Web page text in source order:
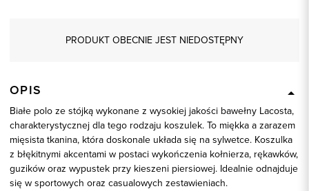
PRODUKT OBECNIE JEST NIEDOSTĘPNY
OPIS
Białe polo ze stójką wykonane z wysokiej jakości bawełny Lacosta,
charakterystycznej dla tego rodzaju koszulek. To miękka a zarazem
mięsista tkanina, która doskonale układa się na sylwetce. Koszulka
z błękitnymi akcentami w postaci wykończenia kołnierza, rękawków,
guzików oraz wypustek przy kieszeni piersiowej. Idealnie odnajduje
się w sportowych oraz casualowych zestawieniach.